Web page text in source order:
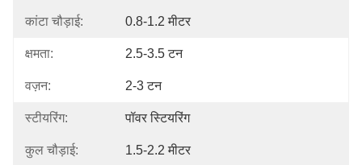
कांटा चौड़ाई: 0.8-1.2 मीटर
क्षमता: 2.5-3.5 टन
वज़न: 2-3 टन
स्टीयरिंग: पॉवर स्टियरिंग
कुल चौड़ाई: 1.5-2.2 मीटर